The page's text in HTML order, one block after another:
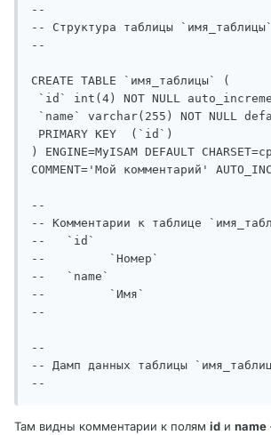
--
-- Структура таблицы `имя_таблицы`
--
CREATE TABLE `имя_таблицы` (
) ENGINE=MyISAM DEFAULT
COMMENT='Мой комментарий'
--
-- Комментарии к таблице
--   `id`
--	   `Номер`
--   `name`
--	   `Имя`
--
--
-- Дамп данных таблицы
--
Там видны комментарии к полям id и name